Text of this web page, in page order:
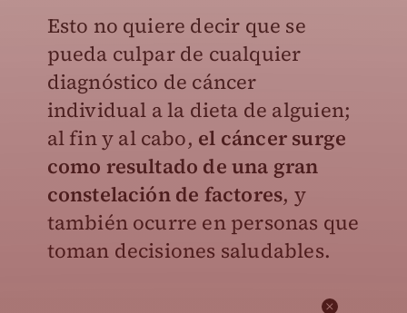
Esto no quiere decir que se
pueda culpar de cualquier
diagnóstico de cáncer
individual a la dieta de alguien;
al fin y al cabo, el cáncer surge
como resultado de una gran
constelación de factores, y
también ocurre en personas que
toman decisiones saludables.